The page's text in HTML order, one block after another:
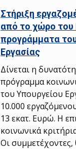
Στήριξη
από το χώρο του
προγράμματα
Εργασίας
Δίνεται η
πρόγραμμα
του Υπουργείου
10.000
13 εκατ. Ευρώ. Η
κοινωνικά
Οι